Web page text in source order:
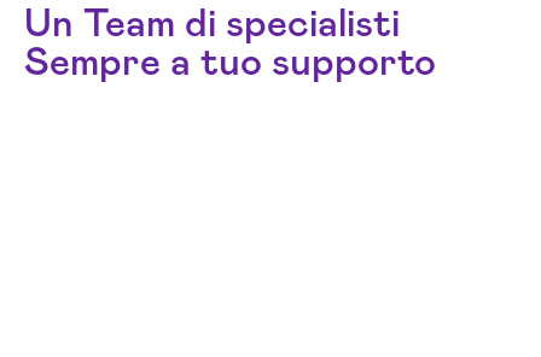
Un Team di specialisti
Sempre a tuo supporto